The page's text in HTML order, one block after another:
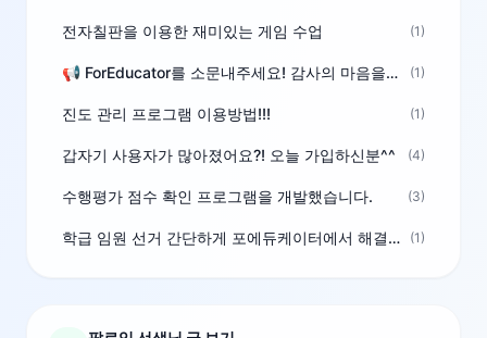
전자칠판을 이용한 재미있는 게임 수업 (1)
📢 ForEducator를 소문내주세요! 감사의 마음을 담은 포인트 선물 (1)
진도 관리 프로그램 이용방법!!! (1)
갑자기 사용자가 많아졌어요?! 오늘 가입하신분^^ (4)
수행평가 점수 확인 프로그램을 개발했습니다. (3)
학급 임원 선거 간단하게 포에듀케이터에서 해결하세요! (1)